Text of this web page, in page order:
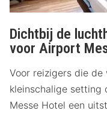
Hiervoor kunnen
gebracht. Speciale
gegarandeerd.
Neem vooraf
om een
Deze
op: contante
Dichtbij de
voor Airport
Voor reizigers die de
kleinschalige setting
Messe Hotel een